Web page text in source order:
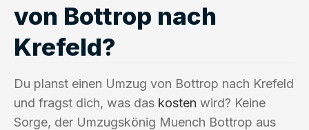
von Bottrop nach
Krefeld?
Du planst einen Umzug von Bottrop nach Krefeld
und fragst dich, was das kosten wird? Keine
Sorge, der Umzugskönig Muench Bottrop aus